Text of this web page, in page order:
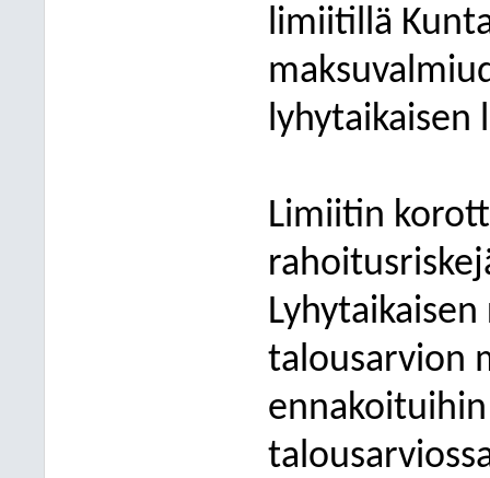
limiitillä
lyhytaikaisen
Limiitin
talousarvion